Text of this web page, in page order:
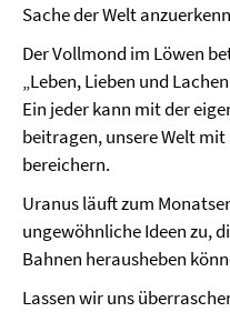
Sache der Welt
Der Vollmond im Löwen
„Leben, Lieben und
Ein jeder kann mit der
beitragen, unsere Welt
bereichern.
Uranus läuft zum
ungewöhnliche Ideen zu,
Bahnen herausheben
Lassen wir uns